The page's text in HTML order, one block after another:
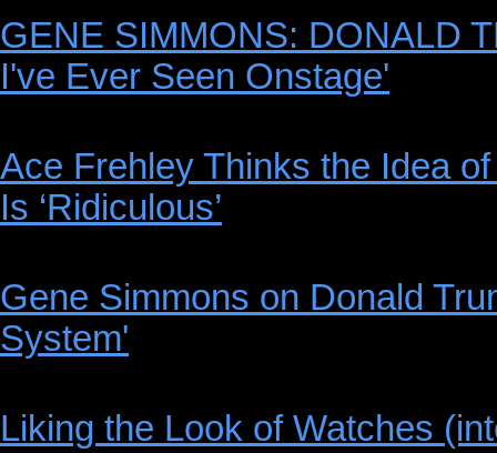
GENE SIMMONS: DONALD
I've Ever Seen Onstage'
Ace Frehley Thinks the Idea
Is ‘Ridiculous’
Gene Simmons on Donald
System'
Liking the Look of Watches